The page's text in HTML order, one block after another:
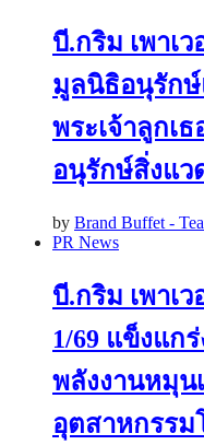
บี.กริม เพาเ
มูลนิธิอนุรักษ์
พระเจ้าลูกเ
อนุรักษ์สิ่งแว
by Brand Buffet -
PR News
บี.กริม เพาเ
1/69 แข็งแก
พลังงานหมุน
อุตสาหกรรม